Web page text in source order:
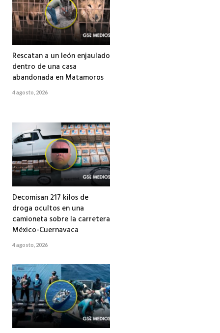
Rescatan a un león enjaulado
dentro de una casa
abandonada en Matamoros
4 agosto, 2026
Decomisan 217 kilos de
droga ocultos en una
camioneta sobre la carretera
México-Cuernavaca
4 agosto, 2026